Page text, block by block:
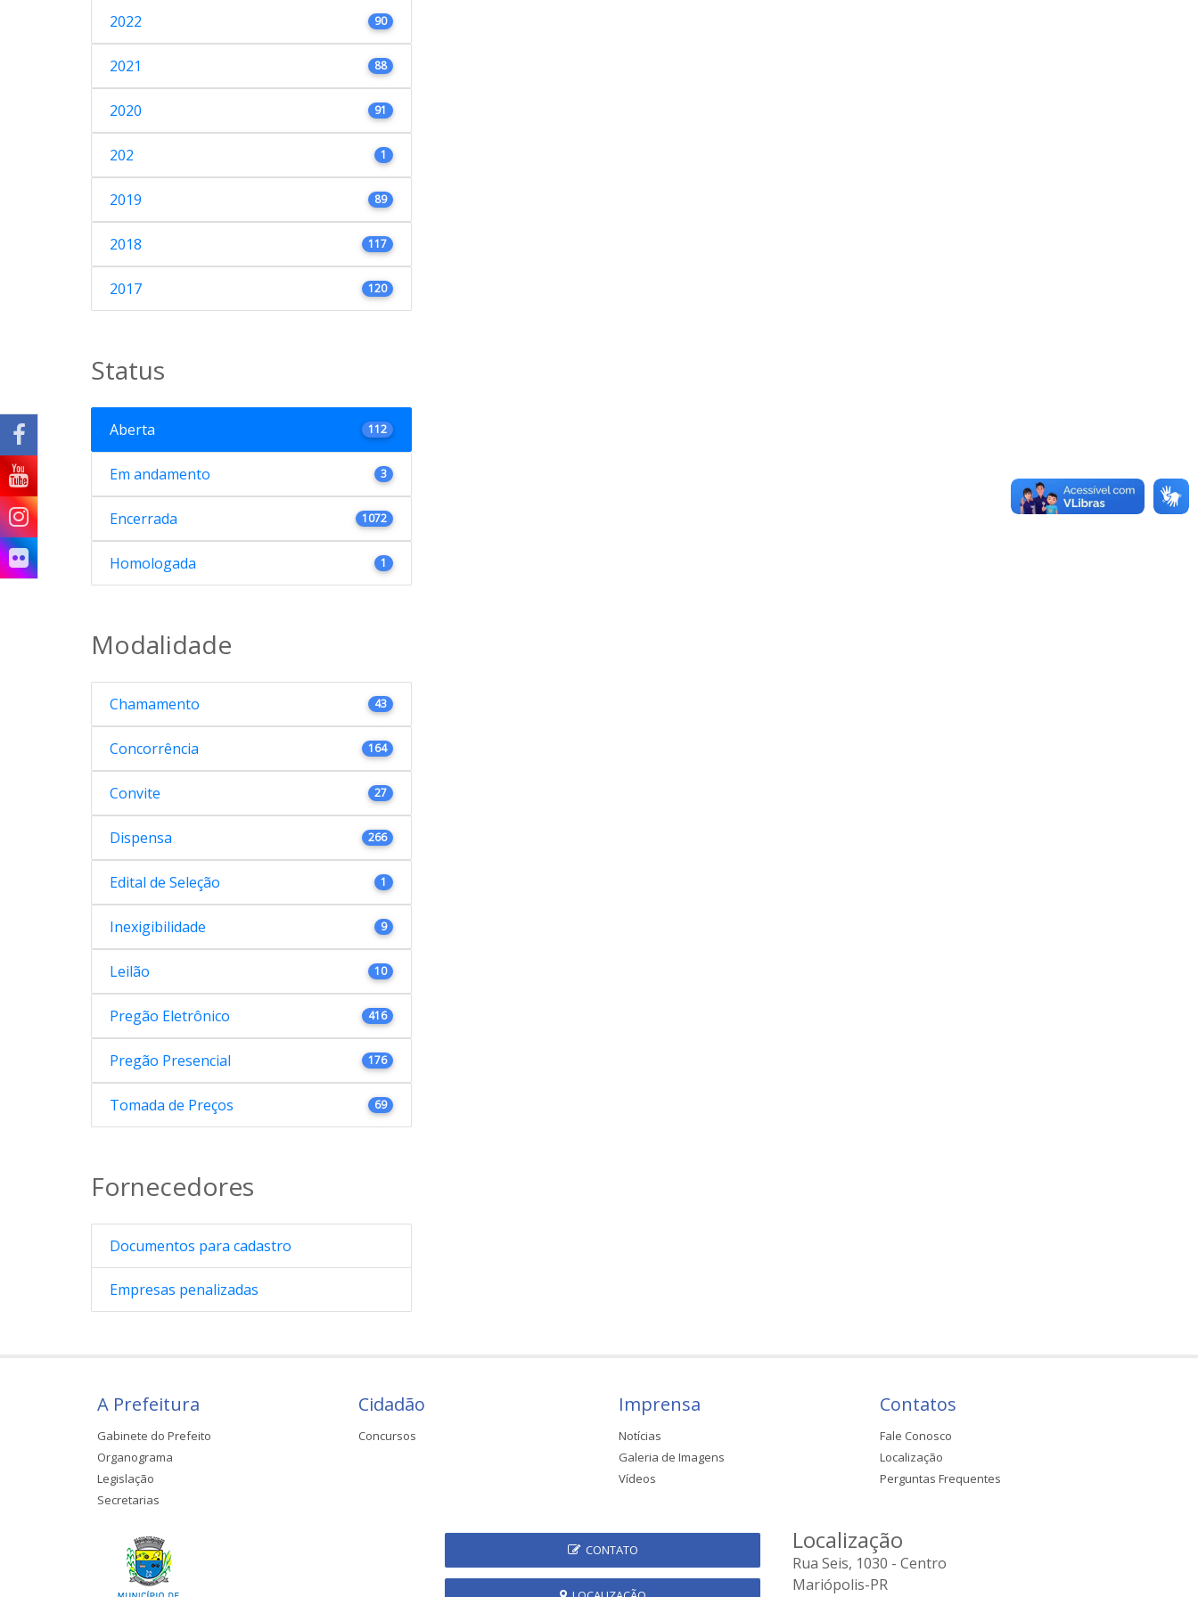
2022 90
2021 88
2020 91
202 1
2019 89
2018 117
2017 120
Status
Aberta 112
Em andamento 3
Encerrada 1072
Homologada 1
Modalidade
Chamamento 43
Concorrência 164
Convite 27
Dispensa 266
Edital de Seleção 1
Inexigibilidade 9
Leilão 10
Pregão Eletrônico 416
Pregão Presencial 176
Tomada de Preços 69
Fornecedores
Documentos para cadastro
Empresas penalizadas
A Prefeitura
Gabinete do Prefeito
Organograma
Legislação
Secretarias
Cidadão
Concursos
Imprensa
Notícias
Galeria de Imagens
Vídeos
Contatos
Fale Conosco
Localização
Perguntas Frequentes
CONTATO Localização
Rua Seis, 1030 - Centro
Mariópolis-PR